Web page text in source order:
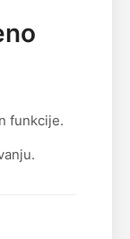
funkcije.